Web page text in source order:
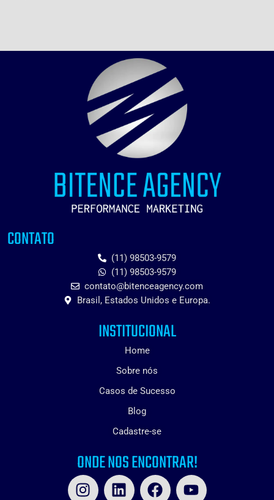
CONTATO
(11) 98503-9579
(11) 98503-9579
contato@bitenceagency.com
Brasil, Estados Unidos e Europa.
INSTITUCIONAL
Home
Sobre nós
Casos de Sucesso
Blog
Cadastre-se
ONDE NOS ENCONTRAR!
I L F Y